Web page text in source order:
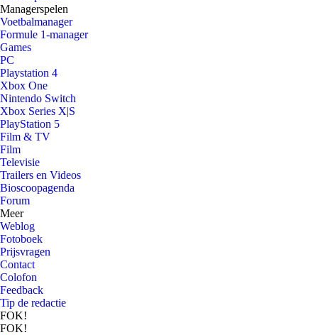
Managerspelen
Voetbalmanager
Formule 1-manager
Games
PC
Playstation 4
Xbox One
Nintendo Switch
Xbox Series X|S
PlayStation 5
Film & TV
Film
Televisie
Trailers en Videos
Bioscoopagenda
Forum
Meer
Weblog
Fotoboek
Prijsvragen
Contact
Colofon
Feedback
Tip de redactie
FOK!
FOK!